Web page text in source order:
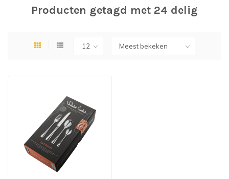
Producten getagd met 24 delig